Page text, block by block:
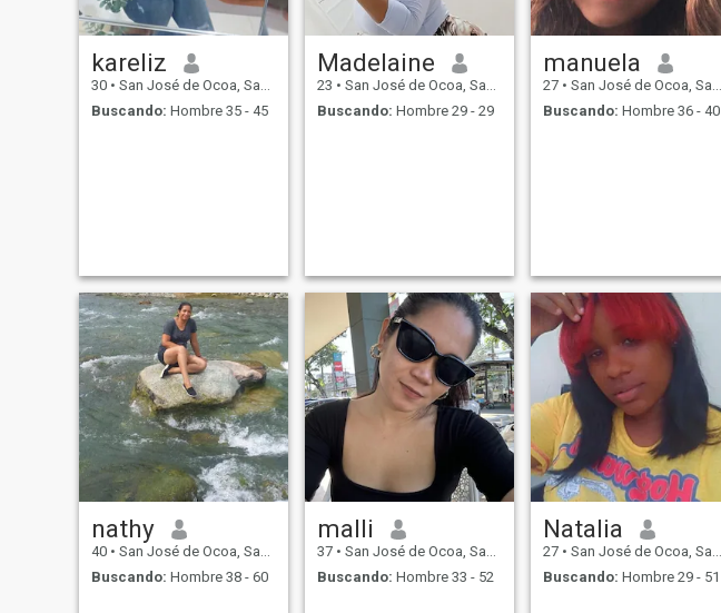
kareliz
30 • San José de Ocoa, San José de Ocoa, Rep. Dominicana
Buscando: Hombre 35 - 45
Madelaine
23 • San José de Ocoa, San José de Ocoa, Rep. Dominicana
Buscando: Hombre 29 - 29
manuela
27 • San José de Ocoa, San José de Ocoa, Rep. Dominicana
Buscando: Hombre 36 - 40
nathy
40 • San José de Ocoa, San José de Ocoa, Rep. Dominicana
Buscando: Hombre 38 - 60
malli
37 • San José de Ocoa, San José de Ocoa, Rep. Dominicana
Buscando: Hombre 33 - 52
Natalia
27 • San José de Ocoa, San José de Ocoa, Rep. Dominicana
Buscando: Hombre 29 - 51